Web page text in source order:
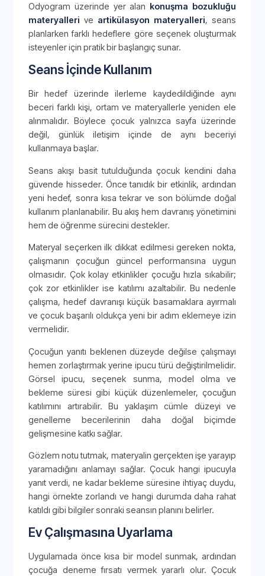
Odyogram üzerinde yer alan konuşma bozukluğu
materyalleri ve artikülasyon materyalleri, seans
planlarken farklı hedeflere göre seçenek oluşturmak
isteyenler için pratik bir başlangıç sunar.
Seans İçinde Kullanım
Bir hedef üzerinde ilerleme kaydedildiğinde aynı
beceri farklı kişi, ortam ve materyallerle yeniden ele
alınmalıdır. Böylece çocuk yalnızca sayfa üzerinde
değil, günlük iletişim içinde de aynı beceriyi
kullanmaya başlar.
Seans akışı basit tutulduğunda çocuk kendini daha
güvende hisseder. Önce tanıdık bir etkinlik, ardından
yeni hedef, sonra kısa tekrar ve son bölümde doğal
kullanım planlanabilir. Bu akış hem davranış yönetimini
hem de öğrenme sürecini destekler.
Materyal seçerken ilk dikkat edilmesi gereken nokta,
çalışmanın çocuğun güncel performansına uygun
olmasıdır. Çok kolay etkinlikler çocuğu hızla sıkabilir;
çok zor etkinlikler ise katılımı azaltabilir. Bu nedenle
çalışma, hedef davranışı küçük basamaklara ayırmalı
ve çocuk başarılı oldukça yeni bir adım eklemeye izin
vermelidir.
Çocuğun yanıtı beklenen düzeyde değilse çalışmayı
hemen zorlaştırmak yerine ipucu türü değiştirilmelidir.
Görsel ipucu, seçenek sunma, model olma ve
bekleme süresi gibi küçük düzenlemeler, çocuğun
katılımını artırabilir. Bu yaklaşım cümle düzeyi ve
genelleme becerilerinin daha doğal biçimde
gelişmesine katkı sağlar.
Gözlem notu tutmak, materyalin gerçekten işe yarayıp
yaramadığını anlamayı sağlar. Çocuk hangi ipucuyla
yanıt verdi, ne kadar bekleme süresine ihtiyaç duydu,
hangi örnekte zorlandı ve hangi durumda daha rahat
katıldı gibi bilgiler sonraki seansın planını belirler.
Ev Çalışmasına Uyarlama
Uygulamada önce kısa bir model sunmak, ardından
çocuğa deneme fırsatı vermek yararlı olur. Çocuk